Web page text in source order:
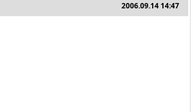
2006.09.14 14:47